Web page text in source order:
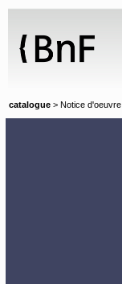
catalogue > Notice d'oeuvre